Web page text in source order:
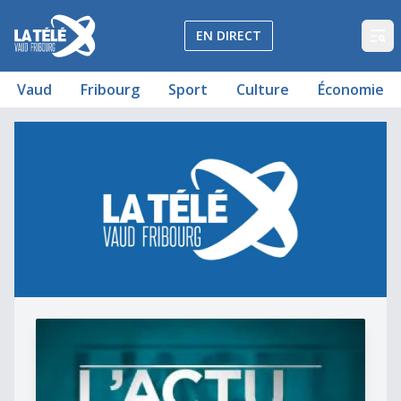
La Télé - Télévision régionale Vaud et Fribourg
EN DIRECT
Vaud Fribourg Sport Culture Économie